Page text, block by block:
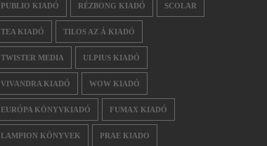
PUBLIO KIADÓ RÉZBONG KIADÓ SCOLAR
TEA KIADÓ TILOS AZ Á KIADÓ
TWISTER MEDIA ULPIUS KIADÓ
VIVANDRA KIADÓ WOW KIADÓ
EURÓPA KÖNYVKIADÓ FUMAX KIADÓ
LAMPION KÖNYVEK PRAE KIADO